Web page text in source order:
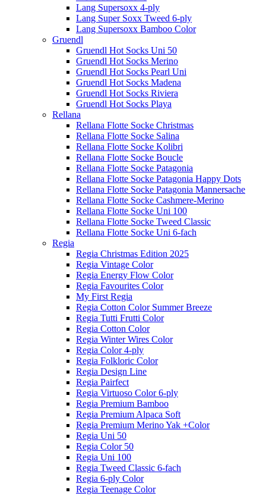
Lang Supersoxx 4-ply
Lang Super Soxx Tweed 6-ply
Lang Supersoxx Bamboo Color
Gruendl
Gruendl Hot Socks Uni 50
Gruendl Hot Socks Merino
Gruendl Hot Socks Pearl Uni
Gruendl Hot Socks Madena
Gruendl Hot Socks Riviera
Gruendl Hot Socks Playa
Rellana
Rellana Flotte Socke Christmas
Rellana Flotte Socke Salina
Rellana Flotte Socke Kolibri
Rellana Flotte Socke Boucle
Rellana Flotte Socke Patagonia
Rellana Flotte Socke Patagonia Happy Dots
Rellana Flotte Socke Patagonia Mannersache
Rellana Flotte Socke Cashmere-Merino
Rellana Flotte Socke Uni 100
Rellana Flotte Socke Tweed Classic
Rellana Flotte Socke Uni 6-fach
Regia
Regia Christmas Edition 2025
Regia Vintage Color
Regia Energy Flow Color
Regia Favourites Color
My First Regia
Regia Cotton Color Summer Breeze
Regia Tutti Frutti Color
Regia Cotton Color
Regia Winter Wires Color
Regia Color 4-ply
Regia Folkloric Color
Regia Design Line
Regia Pairfect
Regia Virtuoso Color 6-ply
Regia Premium Bamboo
Regia Premium Alpaca Soft
Regia Premium Merino Yak +Color
Regia Uni 50
Regia Color 50
Regia Uni 100
Regia Tweed Classic 6-fach
Regia 6-ply Color
Regia Teenage Color